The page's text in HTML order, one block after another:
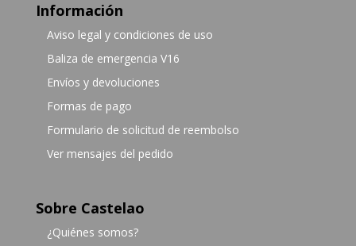
Información
Aviso legal y condiciones de uso
Baliza de emergencia V16
Envíos y devoluciones
Formas de pago
Formulario de solicitud de reembolso
Ver mensajes del pedido
Sobre Castelao
¿Quiénes somos?